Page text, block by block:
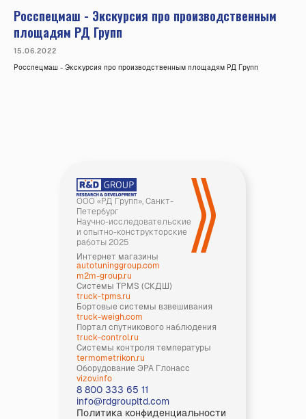
Росспецмаш - Экскурсия про производственным
площадям РД Групп
15.06.2022
Росспецмаш - Экскурсия про производственным площадям РД Групп
ООО «РД Групп», Санкт-
Петербург
Научно-исследовательские
и опытно-конструкторские
работы 2025
Интернет магазины
autotuninggroup.com
m2m-group.ru
Системы TPMS (СКДШ)
truck-tpms.ru
Бортовые системы взвешивания
truck-weigh.com
Портал спутникового наблюдения
truck-control.ru
Системы контроля температуры
termometrikon.ru
Оборудование ЭРА Глонасс
vizov.info
8 800 333 65 11
info@rdgroupltd.com
Политика конфиденциальности